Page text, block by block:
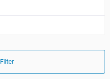
Filter